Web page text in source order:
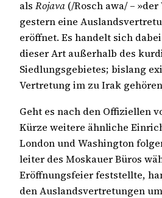
als Rojava (/Rosch awa/ –
gestern eine
eröffnet. Es handelt sich
dieser Art außerhalb des
Siedlungsgebietes; bislang
Vertretung im zu Irak
Geht es nach den Offiziellen
Kürze weitere ähnliche
London und Washington
leiter des Moskauer Büros
Eröffnungsfeier feststellte,
den Auslandsvertretungen